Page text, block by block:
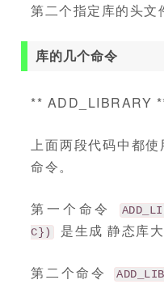
第二个指定库的头文
库的几个命令
** ADD_LIBRARY
上面两段代码中都
命令。
第一个命令
C})
是生成 静态库
第二个命令